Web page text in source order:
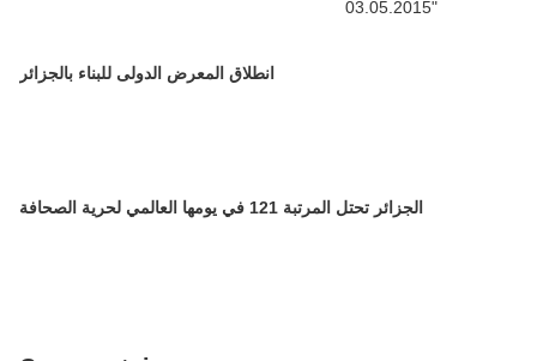
انطلاق المعرض الدولى للبناء بالجزائر
الجزائر تحتل المرتبة 121 في يومها العالمي لحرية الصحافة